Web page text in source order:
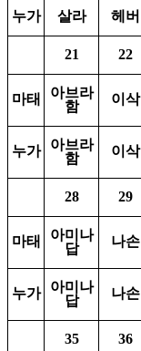
누가 살라 헤버
21 22
마태
아브라
함
이삭
누가
아브라
함
이삭
28 29
마태
아미나
답
나손
누가
아미나
답
나손
35 36